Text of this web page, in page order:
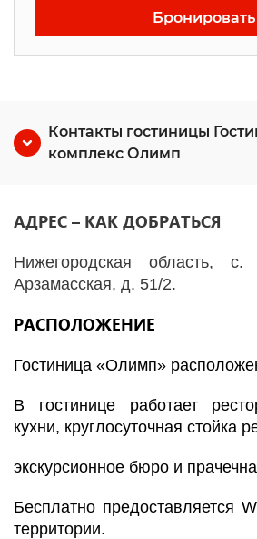
Бронировать
Контакты гостиницы
комплекс Олимп
АДРЕС – КАК ДОБРАТЬСЯ
Нижегородская область,
Арзамасская, д. 51/2.
РАСПОЛОЖЕНИЕ
Гостиница «Олимп»
В гостинице работает
кухни, круглосуточная стойка
экскурсионное бюро и
Бесплатно предоставляется
территории.